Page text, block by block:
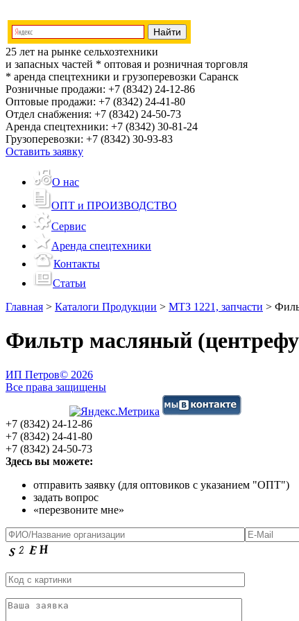
25 лет на рынке сельхозтехники
и запасных частей * оптовая и розничная торговля
* аренда спецтехники и грузоперевозки Саранск
Розничные продажи: +7 (8342) 24-12-86
Оптовые продажи: +7 (8342) 24-41-80
Отдел снабжения: +7 (8342) 24-50-73
Аренда спецтехники: +7 (8342) 30-81-24
Грузоперевозки: +7 (8342) 30-93-83
Оставить заявку
О нас
ОПТ и ПРОИЗВОДСТВО
Сервис
Аренда спецтехники
Контакты
Статьи
Главная > Каталоги Продукции > МТЗ 1221, запчасти >
Фильтр масляный
ИП Петров© 2026
Все права защищены
+7 (8342) 24-12-86
+7 (8342) 24-41-80
+7 (8342) 24-50-73
Здесь вы можете:
отправить заявку (для оптовиков с указанием "ОПТ")
задать вопрос
«перезвоните мне»